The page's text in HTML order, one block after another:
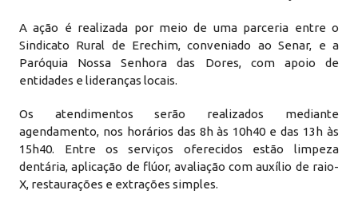
A ação é realizada por meio de uma parceria entre o
Sindicato Rural de Erechim, conveniado ao Senar, e a
Paróquia Nossa Senhora das Dores, com apoio de
entidades e lideranças locais.
Os atendimentos serão realizados mediante
agendamento, nos horários das 8h às 10h40 e das 13h às
15h40. Entre os serviços oferecidos estão limpeza
dentária, aplicação de flúor, avaliação com auxílio de raio-
X, restaurações e extrações simples.